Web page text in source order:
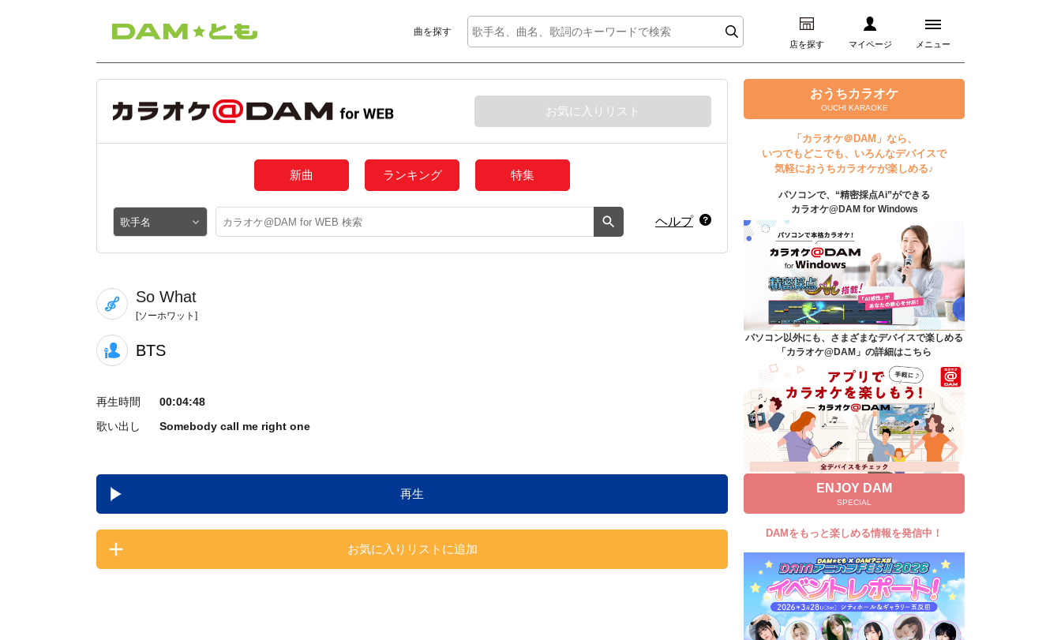
曲を探す
店を探す マイページ メニュー
ログイン
マイページ
プレミアムサービス
DAM★とも動画
DAM★とも録音
カラオケ＠DAM
ユーザー検索
キャンペーン
よくあるご質問
DAMの新曲・ランキングなど
カラオケ最新情報をチェック！
自宅でカラオケ歌い放題！
家族や友達と一緒に！練習にも！
お気に入りリスト
新曲 ランキング 特集
ヘルプ
So What
[ソーホワット]
BTS
再生時間
00:04:48
歌い出し
Somebody call me right one
再生
お気に入りリストに追加
おうちカラオケ
OUCHI KARAOKE
「カラオケ＠DAM」なら、
いつでもどこでも、いろんなデバイスで
気軽におうちカラオケが楽しめる♪
パソコンで、“精密採点Ai”ができる
カラオケ@DAM for Windows
パソコン以外にも、さまざまなデバイスで楽しめる
「カラオケ@DAM」の詳細はこちら
ENJOY DAM
SPECIAL
DAMをもっと楽しめる情報を発信中！